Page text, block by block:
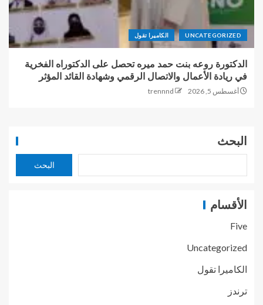
UNCATEGORIZED الكاميرا تقول
الدكتورة روعه بنت حمد ميره تحصل على الدكتوراه الفخرية
في ريادة الأعمال والاتصال الرقمي وشهادة القائد المؤثر
أغسطس 5, 2026 trennnd
البحث
البحث
الأقسام
Five
Uncategorized
الكاميرا تقول
ترندز